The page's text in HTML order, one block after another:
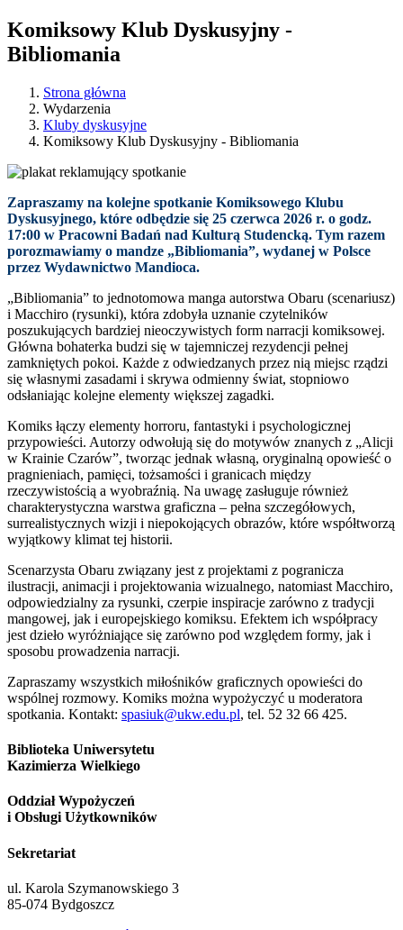
Komiksowy Klub Dyskusyjny -
Bibliomania
Strona główna
Wydarzenia
Kluby dyskusyjne
Komiksowy Klub Dyskusyjny - Bibliomania
Zapraszamy na kolejne spotkanie Komiksowego Klubu
Dyskusyjnego, które odbędzie się 25 czerwca 2026 r. o godz.
17:00 w Pracowni Badań nad Kulturą Studencką. Tym razem
porozmawiamy o mandze „Bibliomania”, wydanej w Polsce
przez Wydawnictwo Mandioca.
„Bibliomania” to jednotomowa manga autorstwa Obaru (scenariusz)
i Macchiro (rysunki), która zdobyła uznanie czytelników
poszukujących bardziej nieoczywistych form narracji komiksowej.
Główna bohaterka budzi się w tajemniczej rezydencji pełnej
zamkniętych pokoi. Każde z odwiedzanych przez nią miejsc rządzi
się własnymi zasadami i skrywa odmienny świat, stopniowo
odsłaniając kolejne elementy większej zagadki.
Komiks łączy elementy horroru, fantastyki i psychologicznej
przypowieści. Autorzy odwołują się do motywów znanych z „Alicji
w Krainie Czarów”, tworząc jednak własną, oryginalną opowieść o
pragnieniach, pamięci, tożsamości i granicach między
rzeczywistością a wyobraźnią. Na uwagę zasługuje również
charakterystyczna warstwa graficzna – pełna szczegółowych,
surrealistycznych wizji i niepokojących obrazów, które współtworzą
wyjątkowy klimat tej historii.
Scenarzysta Obaru związany jest z projektami z pogranicza
ilustracji, animacji i projektowania wizualnego, natomiast Macchiro,
odpowiedzialny za rysunki, czerpie inspiracje zarówno z tradycji
mangowej, jak i europejskiego komiksu. Efektem ich współpracy
jest dzieło wyróżniające się zarówno pod względem formy, jak i
sposobu prowadzenia narracji.
Zapraszamy wszystkich miłośników graficznych opowieści do
wspólnej rozmowy. Komiks można wypożyczyć u moderatora
spotkania. Kontakt: spasiuk@ukw.edu.pl, tel. 52 32 66 425.
Biblioteka Uniwersytetu
Kazimierza Wielkiego
Oddział Wypożyczeń
i Obsługi Użytkowników
Sekretariat
ul. Karola Szymanowskiego 3
85-074 Bydgoszcz